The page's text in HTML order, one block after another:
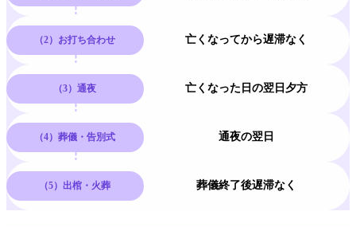
（2）お打ち合わせ 亡くなってから遅滞なく
（3）通夜 亡くなった日の翌日夕方
（4）葬儀・告別式 通夜の翌日
（5）出棺・火葬 葬儀終了後遅滞なく